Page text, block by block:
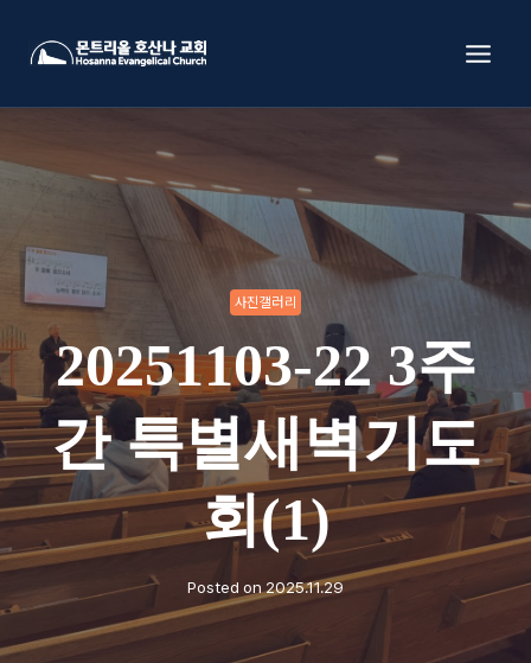
사진갤러리
20251103-22 3주
간 특별새벽기도
회(1)
Posted on 2025.11.29